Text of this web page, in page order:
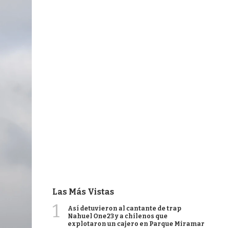
Las Más Vistas
1
Así detuvieron al cantante de trap
Nahuel One23 y a chilenos que
explotaron un cajero en Parque Miramar